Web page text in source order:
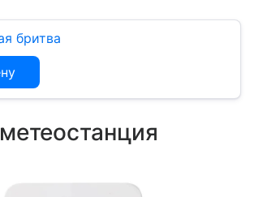
бритва